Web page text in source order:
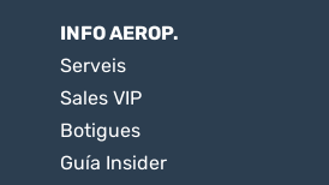
INFO AEROP.
Serveis
Sales VIP
Botigues
Guía Insider